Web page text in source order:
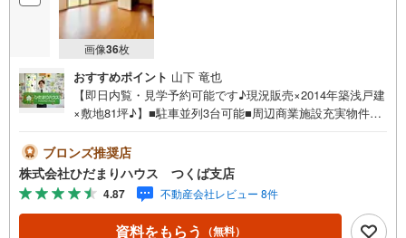
画像36枚
おすすめポイント 山下 竜也
【即日内覧・見学予約可能です♪現況販売×2014年築浅戸建
×敷地81坪♪】■駐車並列3台可能■周辺商業施設充実物件■
す！未公開写真はひだまりハウスHPにて公開中♪■下妻駅
徒歩13分で通勤・通学も安心です（*＾＾*）■2部屋から出
入り可能なバルコニー！■玄関が広いので親子で並んで仲良
く靴が履けますね（＾＾）/マイホーム探しは、ひだまりハ
ウスにご相談ください！■自己資金￥0からの住宅購入でき
ブロンズ推奨店
株式会社ひだまりハウス つくば支店
4.87 不動産会社レビュー 8件
資料をもらう （無料）